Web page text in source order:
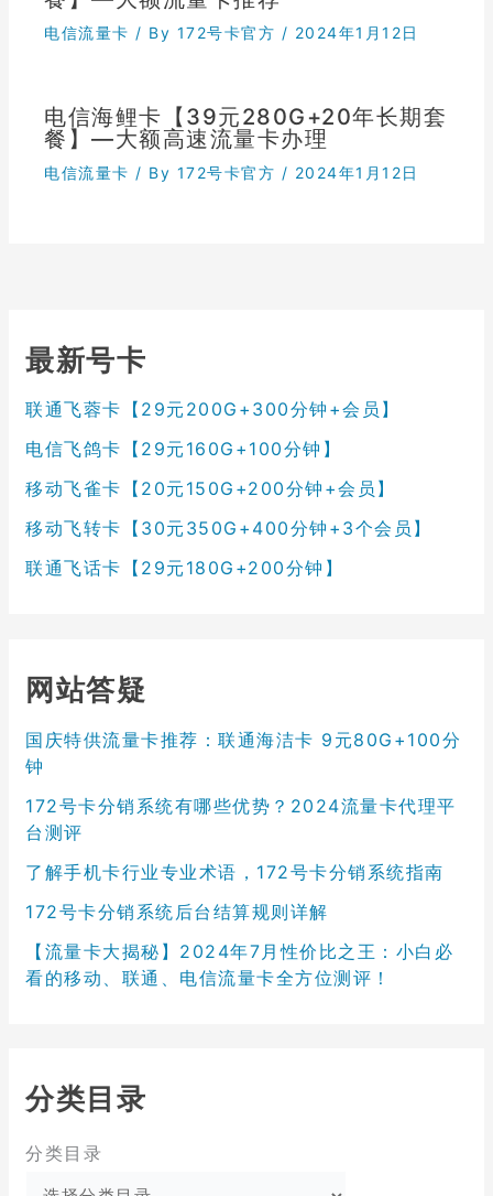
电信流量卡 / By 172号卡官方 / 2024年1月12日
电信海鲤卡【39元280G+20年长期套
餐】—大额高速流量卡办理
电信流量卡 / By 172号卡官方 / 2024年1月12日
最新号卡
联通飞蓉卡【29元200G+300分钟+会员】
电信飞鸽卡【29元160G+100分钟】
移动飞雀卡【20元150G+200分钟+会员】
移动飞转卡【30元350G+400分钟+3个会员】
联通飞话卡【29元180G+200分钟】
网站答疑
国庆特供流量卡推荐：联通海洁卡 9元80G+100分
钟
172号卡分销系统有哪些优势？2024流量卡代理平
台测评
了解手机卡行业专业术语，172号卡分销系统指南
172号卡分销系统后台结算规则详解
【流量卡大揭秘】2024年7月性价比之王：小白必
看的移动、联通、电信流量卡全方位测评！
分类目录
分类目录